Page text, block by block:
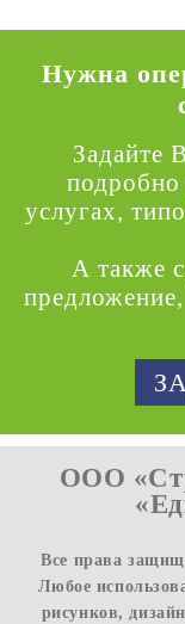
Нужна
Задайте
услугах,
А также
ООО
Все права
Любое
рисунков,